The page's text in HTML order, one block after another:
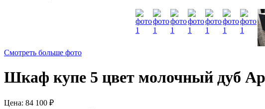
Смотреть больше фото
Шкаф купе 5 цвет молочный дуб
Цена: 84 100 ₽